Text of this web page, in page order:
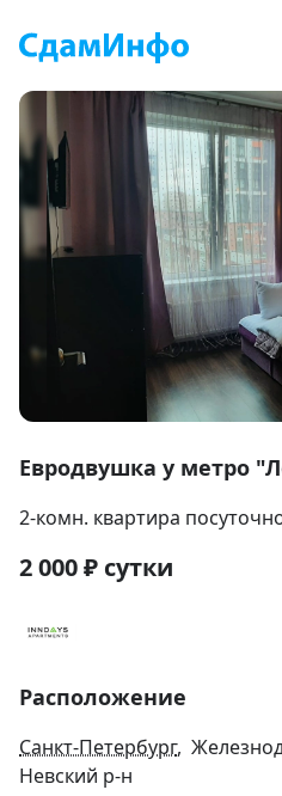
1
9
Евродвушка у метро
2-комн. квартира
2 000₽ сутки
Расположение
Санкт-Петербург,
Невский р-н